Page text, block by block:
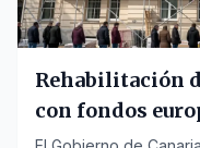
Rehabilitación
con fondos